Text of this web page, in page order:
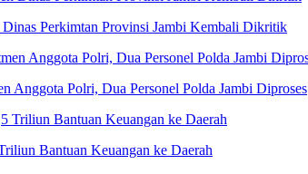
Perkimtan Provinsi Jambi Kembali Dikritik
Anggota Polri, Dua Personel Polda Jambi Diproses
Bantuan Keuangan ke Daerah